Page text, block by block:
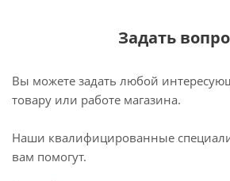
Задать
Вы можете задать любой
товару или работе магазина.
Наши квалифицированные
вам помогут.